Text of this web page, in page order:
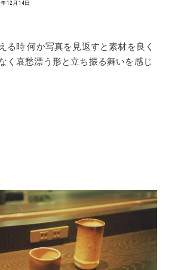
12月14日
る時 何か写真を見返すと素材を良く
く哀愁漂う形と立ち振る舞いを感じ